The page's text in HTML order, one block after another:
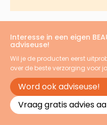
Interesse in een eigen
adviseuse!
Wil je de producten eerst
over de beste verzorging voor
Word ook adviseuse!
Vraag gratis advies